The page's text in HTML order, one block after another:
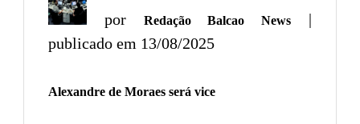
por Redação Balcao News
|
publicado em 13/08/2025
Alexandre de Moraes será vice